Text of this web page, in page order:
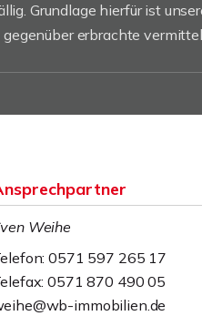
Grundlage hierfür ist
erbrachte
Weihe
0571 597 265 17
0571 870 490 05
immobilien.de